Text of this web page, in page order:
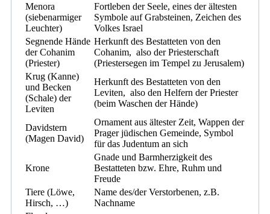
Menora
(siebenarmiger
Leuchter)
Fortleben der Seele, eines der ältesten
Symbole auf Grabsteinen, Zeichen des
Volkes Israel
Segnende Hände
der Cohanim
(Priester)
Herkunft des Bestatteten von den
Cohanim, also der Priesterschaft
(Priestersegen im Tempel zu Jerusalem)
Krug (Kanne)
und Becken
(Schale) der
Leviten
Herkunft des Bestatteten von den
Leviten, also den Helfern der Priester
(beim Waschen der Hände)
Davidstern
(Magen David)
Ornament aus ältester Zeit, Wappen der
Prager jüdischen Gemeinde, Symbol
für das Judentum an sich
Krone
Gnade und Barmherzigkeit des
Bestatteten bzw. Ehre, Ruhm und
Freude
Tiere (Löwe,
Hirsch, …)
Name des/der Verstorbenen, z.B.
Nachname